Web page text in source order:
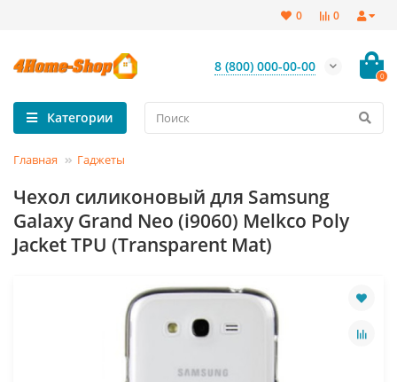
0
0
8 (800) 000-00-00
0
Категории
Главная Гаджеты
Чехол силиконовый для Samsung
Galaxy Grand Neo (i9060) Melkco Poly
Jacket TPU (Transparent Mat)